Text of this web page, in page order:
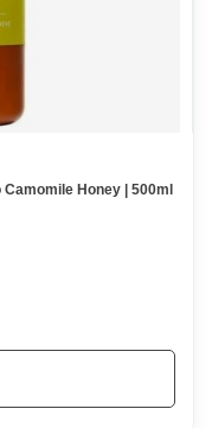
APIVITA - EcoPack Gentle Daily Shampoo Camomile Honey | 500ml